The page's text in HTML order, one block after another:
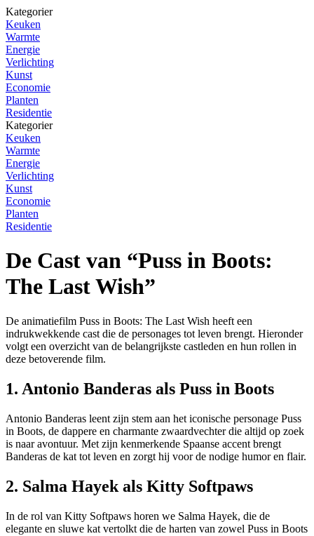
Kategorier
Keuken
Warmte
Energie
Verlichting
Kunst
Economie
Planten
Residentie
Kategorier
Keuken
Warmte
Energie
Verlichting
Kunst
Economie
Planten
Residentie
De Cast van “Puss in Boots:
The Last Wish”
De animatiefilm Puss in Boots: The Last Wish heeft een
indrukwekkende cast die de personages tot leven brengt. Hieronder
volgt een overzicht van de belangrijkste castleden en hun rollen in
deze betoverende film.
1. Antonio Banderas als Puss in Boots
Antonio Banderas leent zijn stem aan het iconische personage Puss
in Boots, de dappere en charmante zwaardvechter die altijd op zoek
is naar avontuur. Met zijn kenmerkende Spaanse accent brengt
Banderas de kat tot leven en zorgt hij voor de nodige humor en flair.
2. Salma Hayek als Kitty Softpaws
In de rol van Kitty Softpaws horen we Salma Hayek, die de
elegante en sluwe kat vertolkt die de harten van zowel Puss in Boots